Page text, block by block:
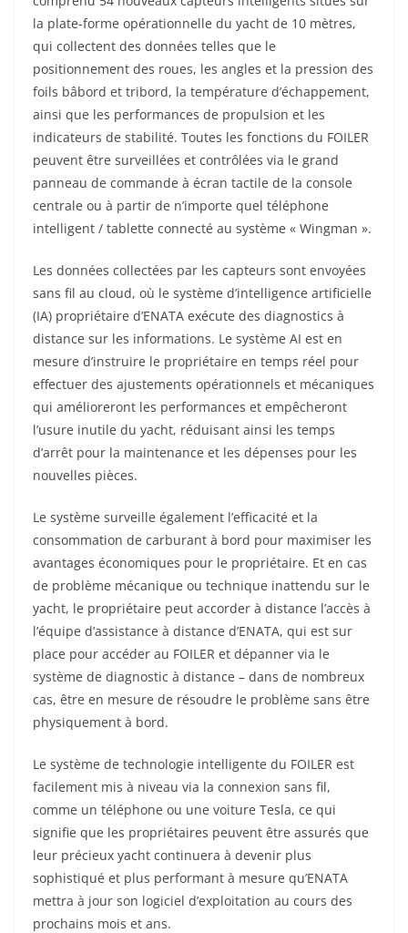
la plate-forme opérationnelle du yacht de 10 mètres,
qui collectent des données telles que le
positionnement des roues, les angles et la pression des
foils bâbord et tribord, la température d’échappement,
ainsi que les performances de propulsion et les
indicateurs de stabilité. Toutes les fonctions du FOILER
peuvent être surveillées et contrôlées via le grand
panneau de commande à écran tactile de la console
centrale ou à partir de n’importe quel téléphone
intelligent / tablette connecté au système « Wingman ».
Les données collectées par les capteurs sont envoyées
sans fil au cloud, où le système d’intelligence artificielle
(IA) propriétaire d’ENATA exécute des diagnostics à
distance sur les informations. Le système AI est en
mesure d’instruire le propriétaire en temps réel pour
effectuer des ajustements opérationnels et mécaniques
qui amélioreront les performances et empêcheront
l’usure inutile du yacht, réduisant ainsi les temps
d’arrêt pour la maintenance et les dépenses pour les
nouvelles pièces.
Le système surveille également l’efficacité et la
consommation de carburant à bord pour maximiser les
avantages économiques pour le propriétaire. Et en cas
de problème mécanique ou technique inattendu sur le
yacht, le propriétaire peut accorder à distance l’accès à
l’équipe d’assistance à distance d’ENATA, qui est sur
place pour accéder au FOILER et dépanner via le
système de diagnostic à distance – dans de nombreux
cas, être en mesure de résoudre le problème sans être
physiquement à bord.
Le système de technologie intelligente du FOILER est
facilement mis à niveau via la connexion sans fil,
comme un téléphone ou une voiture Tesla, ce qui
signifie que les propriétaires peuvent être assurés que
leur précieux yacht continuera à devenir plus
sophistiqué et plus performant à mesure qu’ENATA
mettra à jour son logiciel d’exploitation au cours des
prochains mois et ans.